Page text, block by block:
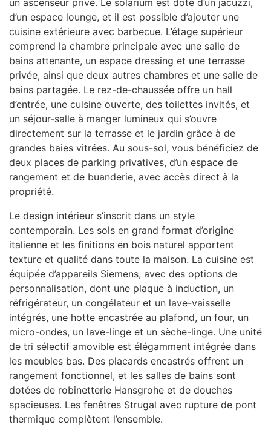
un ascenseur privé. Le solarium est doté d’un jacuzzi,
d’un espace lounge, et il est possible d’ajouter une
cuisine extérieure avec barbecue. L’étage supérieur
comprend la chambre principale avec une salle de
bains attenante, un espace dressing et une terrasse
privée, ainsi que deux autres chambres et une salle de
bains partagée. Le rez-de-chaussée offre un hall
d’entrée, une cuisine ouverte, des toilettes invités, et
un séjour-salle à manger lumineux qui s’ouvre
directement sur la terrasse et le jardin grâce à de
grandes baies vitrées. Au sous-sol, vous bénéficiez de
deux places de parking privatives, d’un espace de
rangement et de buanderie, avec accès direct à la
propriété.
Le design intérieur s’inscrit dans un style
contemporain. Les sols en grand format d’origine
italienne et les finitions en bois naturel apportent
texture et qualité dans toute la maison. La cuisine est
équipée d’appareils Siemens, avec des options de
personnalisation, dont une plaque à induction, un
réfrigérateur, un congélateur et un lave-vaisselle
intégrés, une hotte encastrée au plafond, un four, un
micro-ondes, un lave-linge et un sèche-linge. Une unité
de tri sélectif amovible est élégamment intégrée dans
les meubles bas. Des placards encastrés offrent un
rangement fonctionnel, et les salles de bains sont
dotées de robinetterie Hansgrohe et de douches
spacieuses. Les fenêtres Strugal avec rupture de pont
thermique complètent l’ensemble.